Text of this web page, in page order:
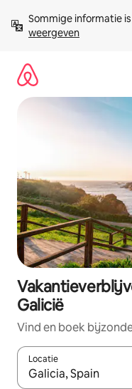
direct
naar
Sommige informatie
weergeven
Galicië
Vind en boek
Locatie
Wanneer er